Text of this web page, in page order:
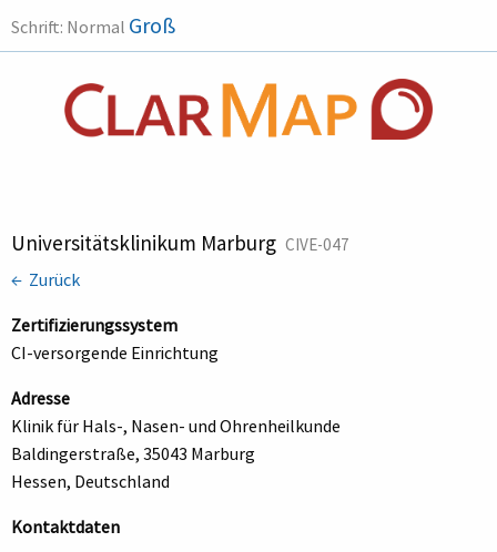
Schrift: Normal Groß
Universitätsklinikum Marburg CIVE-047
← Zurück
Zertifizierungssystem
CI-versorgende Einrichtung
Adresse
Klinik für Hals-, Nasen- und Ohrenheilkunde
Baldingerstraße, 35043 Marburg
Hessen, Deutschland
Kontaktdaten